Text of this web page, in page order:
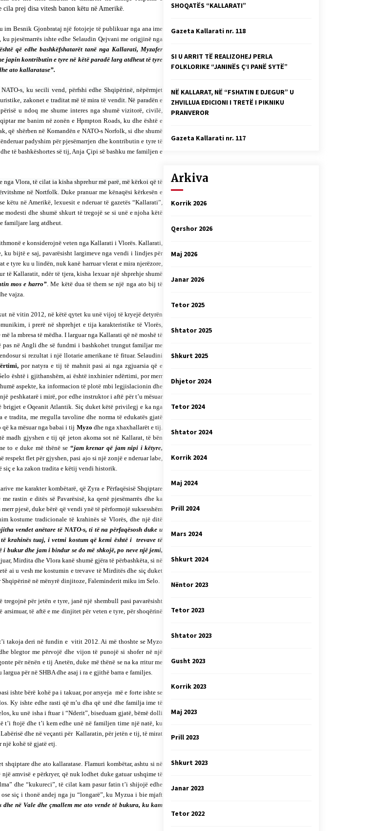
nr. 115
Faksimilet e një 83 vjetori lufte:
04/10/2025
SI MËSUES I
POR EDHE SI NJË
Gazeta Kallarati nr. 114
06/02/2025
prej disa vitesh banon këtu në Amerikë.
im Besnik Gjonbrataj një fotojeje të publikuar nga ana ime
pjesëmarrës ishte edhe Selaudin Qejvani me origjinë nga
që edhe bashkëfshatarët tanë nga Kallarati, Myzafer
japin kontributin e tyre në këtë paradë larg atdheut të tyre
ato kallaratase”.
s, ku secili vend, përfshi edhe Shqipërinë, nëpërmjet
zakonet e traditat më të mira të vendit. Në paradën e
u ndoq me shume interes nga shumë vizitorë, civilë,
me banim në zonën e Hpmpton Roads, ku dhe është e
që shërben në Komandën e NATO-s Norfolk, si dhe shumë
padyshim për pjesëmarrjen dhe kontributin e tyre të
të bashkëshortes së tij, Anja Çipi së bashku me familjen e
Vlora, të cilat ia kisha shprehur më parë, më kërkoi që të
në Nortfolk. Duke pranuar me kënaqësi kërkesën e
këtu në Amerikë, lexuesit e nderuar të gazetës “Kallarati”,
dhe shumë shkurt të tregojë se si unë e njoha këtë
familjare larg atdheut.
e konsiderojnë veten nga Kallarati i Vlorës. Kallarati,
bijtë e saj, pavarësisht largimeve nga vendi i lindjes për
e tyre ku u lindën, nuk kanë harruar vlerat e mira njerëzore,
Kallaratit, ndër të tjera, kisha lexuar një shprehje shumë
mos e harro”. Me këtë dua të them se një nga ato bij të
vajza.
në vitin 2012, në këtë qytet ku unë vijoj të kryejë detyrën
i prerë në shprehjet e tija karakteristike të Vlorës,
la mbresa të mëdha. I larguar nga Kallarati që në moshë të
në Angli dhe së fundmi i bashkohet trungut familjar me
si rezultat i një llotarie amerikane të fituar. Selaudini
por natyra e tij të mahnit pasi ai nga zgjuarsia që e
është i gjithanshëm, ai është inxhinier ndërtimi, por merr
aspekte, ka informacion të plotë mbi legjislacionin dhe
peshkatarë i mirë, por edhe instruktor i aftë për t’u mësuar
brigjet e Oqeanit Atlantik. Siç duket këtë privilegj e ka nga
tradita, me rregulla tavoline dhe norma të edukatës gjatë
ka mësuar nga babai i tij Myzo dhe nga xhaxhallarët e tij.
madh gjyshen e tij që jeton akoma sot në Kallarat, të bën
to e duke më thënë se “jam krenar që jam nipi i këtyre,
respekt flet për gjyshen, pasi ajo si një zonjë e nderuar labe,
siç e ka zakon tradita e këtij vendi historik.
me karakter kombëtarë, që Zyra e Përfaqësisë Shqiptare
rastin e ditës së Pavarësisë, ka qenë pjesëmarrës dhe ka
pjesë, duke bërë që vendi ynë të përformojë suksesshëm
kostume tradicionale të krahinës së Vlorës, dhe një ditë
vendet anëtare të NATO-s, ti të na përfaqësosh duke u
krahinës tuaj, i vetmi kostum që kemi është i trevave të
i bukur dhe jam i bindur se do më shkojë, po neve një jemi,
Mirdita dhe Vlora kanë shumë gjëra të përbashkëta, si në
ai u vesh me kostumin e trevave të Mirditës dhe siç duket
në mënyrë dinjitoze, Faleminderit miku im Selo.
për jetën e tyre, janë një shembull pasi pavarësisht
arsimuar, të aftë e me dinjitet për veten e tyre, për shoqërinë
takoja deri në fundin e vitit 2012. Ai më thoshte se Myzo
blegtor me përvojë dhe vijon të punojë si shofer në një
për nënën e tij Anetën, duke më thënë se na ka rritur me
për në SHBA dhe asaj i ra e gjithë barra e familjes.
ishte bërë kohë pa i takuar, por arsyeja më e forte ishte se
Ky ishte edhe rasti që m’u dha që unë dhe familja ime të
ku unë isha i ftuar i “Nderit”, biseduam gjatë, bëmë dolli
t’i ftojë dhe t’i kem edhe unë në familjen time një natë, ku
dhe në veçanti për Kallaratin, për jetën e tij, të mirat
një kohë të gjatë etj.
dhe ato kallaratase. Flamuri kombëtar, ashtu si në
amvisë e përkryer, që nuk lodhet duke gatuar ushqime të
dhe “kukureci”, të cilat kam pasur fatin t’i shijojë edhe
siç i thonë andej nga ju “longarë”, ku Myzua i bie mjaft
në Vale dhe çmallem me ato vende të bukura, ku kam
SHOQATËS “KALLARATI”
Gazeta Kallarati nr. 118
SI U ARRIT TË REALIZOHEJ PERLA
FOLKLORIKE “JANINËS Ç’I PANË SYTË”
NË KALLARAT, NË “FSHATIN E DJEGUR” U
ZHVILLUA EDICIONI I TRETË I PIKNIKU
PRANVEROR
Gazeta Kallarati nr. 117
Arkiva
Korrik 2026
Qershor 2026
Maj 2026
Janar 2026
Tetor 2025
Shtator 2025
Shkurt 2025
Dhjetor 2024
Tetor 2024
Shtator 2024
Korrik 2024
Maj 2024
Prill 2024
Mars 2024
Shkurt 2024
Nëntor 2023
Tetor 2023
Shtator 2023
Gusht 2023
Korrik 2023
Maj 2023
Prill 2023
Shkurt 2023
Janar 2023
Tetor 2022